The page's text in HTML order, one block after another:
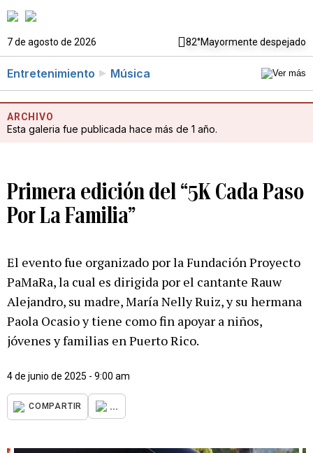
7 de agosto de 2026 82°Mayormente despejado
Entretenimiento Música
ARCHIVO
Esta galeria fue publicada hace más de 1 año.
Primera edición del “5K Cada Paso
Por La Familia”
El evento fue organizado por la Fundación Proyecto
PaMaRa, la cual es dirigida por el cantante Rauw
Alejandro, su madre, María Nelly Ruiz, y su hermana
Paola Ocasio y tiene como fin apoyar a niños,
jóvenes y familias en Puerto Rico.
4 de junio de 2025 - 9:00 am
COMPARTIR ...